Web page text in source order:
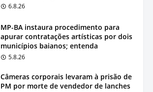
6.8.26
MP-BA instaura procedimento para
apurar contratações artísticas por dois
municípios baianos; entenda
5.8.26
Câmeras corporais levaram à prisão de
PM por morte de vendedor de lanches